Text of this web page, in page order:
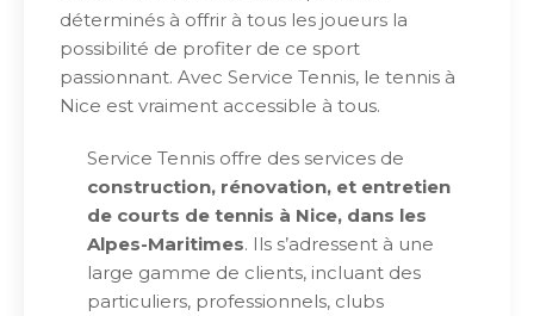
déterminés à offrir à tous les joueurs la
possibilité de profiter de ce sport
passionnant. Avec Service Tennis, le tennis à
Nice est vraiment accessible à tous.
Service Tennis offre des services de
construction, rénovation, et entretien
de courts de tennis à Nice, dans les
Alpes-Maritimes. Ils s’adressent à une
large gamme de clients, incluant des
particuliers, professionnels, clubs